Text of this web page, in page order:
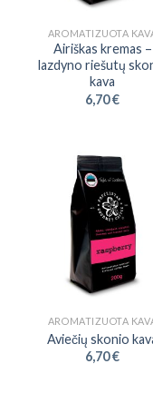
AROMATIZUOTA
Airiškas kremas –
lazdyno riešutų
kava
6,70€
AROMATIZUOTA
Aviečių skonio
6,70€